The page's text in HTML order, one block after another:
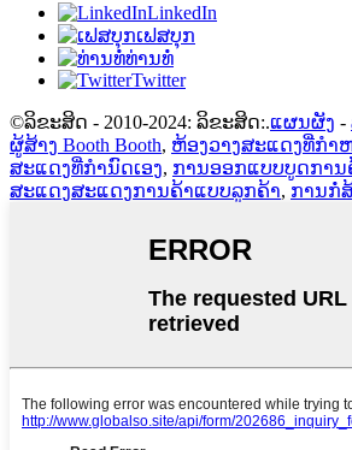
LinkedIn
ເຟສບຸກ
ທ່ານທໍ່
Twitter
©ລິຂະສິດ - 2010-2024: ລິຂະສິດ:.ແຜນຜັງ -
ຜູ້ສ້າງ Booth Booth, ຫ້ອງວາງສະແດງທີ່ກໍາ
ສະແດງທີ່ກໍານົດເອງ, ການອອກແບບບູດກາ
ສະແດງສະແດງການຄ້າແບບລູກຄ້າ, ການກໍ່